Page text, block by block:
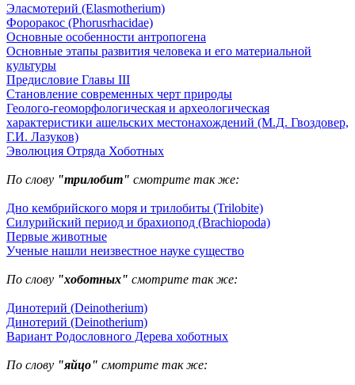
Эласмотерий (Elasmotherium)
Фороракос (Phorusrhacidae)
Основные особенности антропогена
Основные этапы развития человека и его материальной
культуры
Предисловие Главы III
Становление современных черт природы
Геолого-геоморфологическая и археологическая
характеристики ашельских местонахождений (М.Д. Гвоздовер,
Г.И. Лазуков)
Эволюция Отряда Хоботных
По слову "трилобит" смотрите так же:
Дно кембрийского моря и трилобиты (Trilobite)
Силурийский период и брахиопод (Brachiopoda)
Первые животные
Ученые нашли неизвестное науке существо
По слову "хоботных" смотрите так же:
Динотерий (Deinotherium)
Динотерий (Deinotherium)
Вариант Родословного Дерева хоботных
По слову "яйцо" смотрите так же: